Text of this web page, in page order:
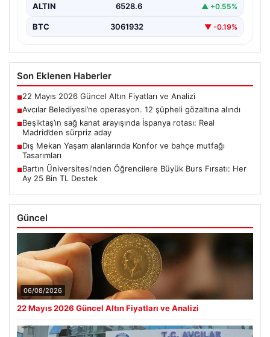
ALTIN 6528.6 ▲ +0.55%
BTC 3061932 ▼ -0.19%
Son Eklenen Haberler
■22 Mayıs 2026 Güncel Altın Fiyatları ve Analizi
■Avcılar Belediyesi’ne operasyon. 12 şüpheli gözaltına alındı
■Beşiktaş’ın sağ kanat arayışında İspanya rotası: Real
Madrid’den sürpriz aday
■Dış Mekan Yaşam alanlarında Konfor ve bahçe mutfağı
Tasarımları
■Bartın Üniversitesi’nden Öğrencilere Büyük Burs Fırsatı: Her
Ay 25 Bin TL Destek
Güncel
06/08/2026
22 Mayıs 2026 Güncel Altın Fiyatları ve Analizi